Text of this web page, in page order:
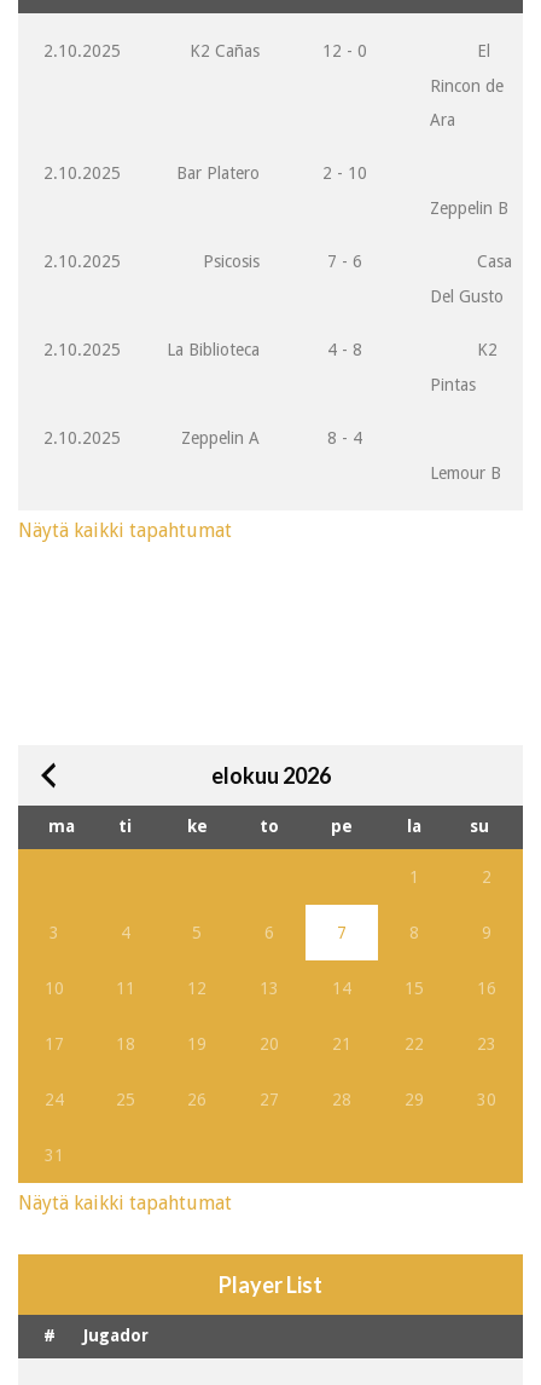
2.10.2025 K2 Cañas 12 - 0
El
Rincon de
Ara
2.10.2025 Bar Platero
2 - 10
Zeppelin B
2.10.2025 Psicosis 7 - 6
Casa
Del Gusto
2.10.2025 La Biblioteca 4 - 8
K2
Pintas
2.10.2025 Zeppelin A
8 - 4
Lemour B
Näytä kaikki tapahtumat
elokuu 2026
ma ti ke to pe la su
1 2
3 4 5 6 7 8 9
10 11 12 13 14 15 16
17 18 19 20 21 22 23
24 25 26 27 28 29 30
31
Näytä kaikki tapahtumat
Player List
# Jugador